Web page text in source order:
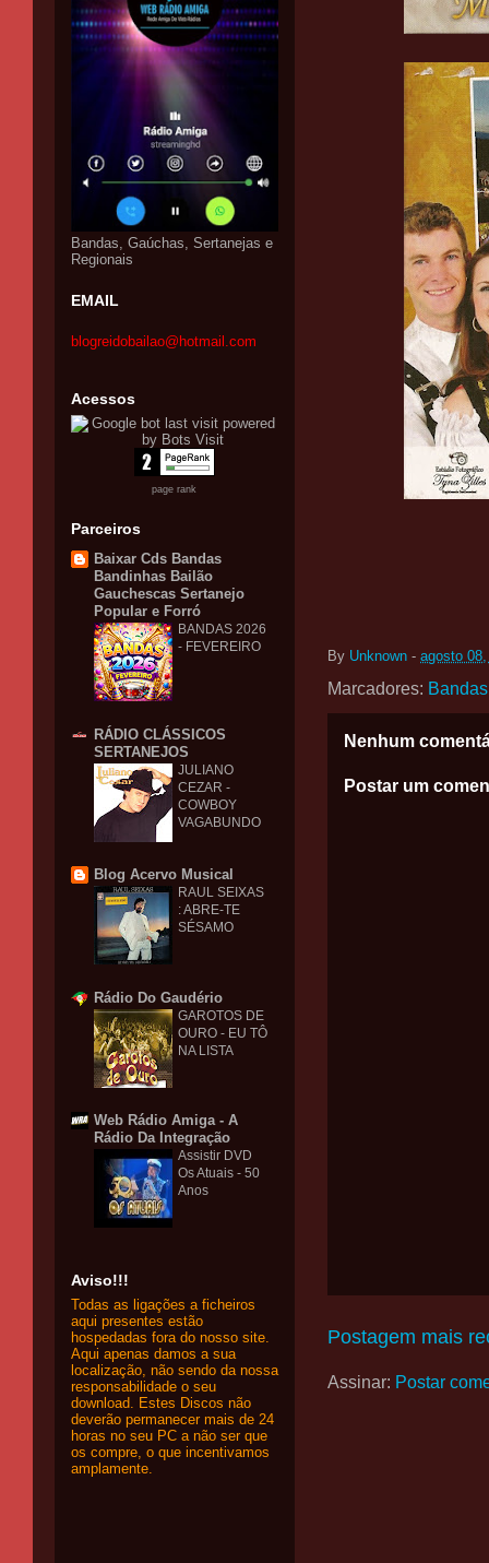
By Unknown - agosto
Marcadores: Bandas
Nenhum
Postar um
Postagem mais
Assinar: Postar
Bandas, Gaúchas, Sertanejas e
Regionais
EMAIL
blogreidobailao@hotmail.com
Acessos
page rank
Parceiros
Baixar Cds Bandas
Bandinhas Bailão
Gauchescas Sertanejo
Popular e Forró
BANDAS 2026
- FEVEREIRO
RÁDIO CLÁSSICOS
SERTANEJOS
JULIANO
CEZAR -
COWBOY
VAGABUNDO
Blog Acervo Musical
RAUL SEIXAS
: ABRE-TE
SÉSAMO
Rádio Do Gaudério
GAROTOS DE
OURO - EU TÔ
NA LISTA
Web Rádio Amiga - A
Rádio Da Integração
Assistir DVD
Os Atuais - 50
Anos
Aviso!!!
Todas as ligações a ficheiros
aqui presentes estão
hospedadas fora do nosso site.
Aqui apenas damos a sua
localização, não sendo da nossa
responsabilidade o seu
download. Estes Discos não
deverão permanecer mais de 24
horas no seu PC a não ser que
os compre, o que incentivamos
amplamente.